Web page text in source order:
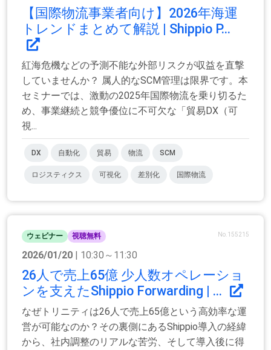
【国際物流事業者向け】2026年海運
トレンドまとめて解説 | Shippio P...
紅海危機などの予測不能な外部リスクが収益を直撃
していませんか？ 属人的なSCM管理は限界です。本
セミナーでは、激動の2025年国際物流を乗り切るた
め、事業継続と競争優位に不可欠な「貿易DX（可
視...
DX 自動化 貿易 物流 SCM
ロジスティクス 可視化 差別化 国際物流
ウェビナー 視聴無料 No.155215
2026/01/20 | 10:30～11:30
26人で売上65億 少人数オペレーショ
ンを支えたShippio Forwarding | ...
なぜトリニティは26人で売上65億という高効率な運
営が可能なのか？その裏側にあるShippio導入の経緯
から、社内調整のリアルな苦労、そして導入後に得